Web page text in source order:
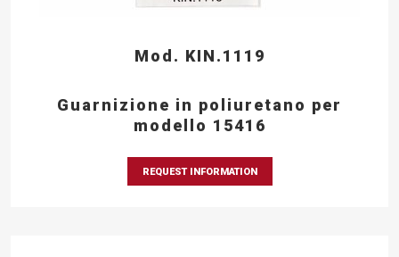
Mod. KIN.1119
Guarnizione in poliuretano per
modello 15416
REQUEST INFORMATION